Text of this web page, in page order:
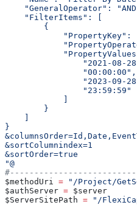
"GeneralOperator":
    "FilterItems": [
        {
"PropertyKey":
"2021-08-
                "00:00:00",
"2023-09-
                "23:59:59"
        }
}
&sortColumnindex=1
&sortOrder=true
"@
$methodUri
= "/Project/
$authServer = $server
$ServerSitePath = "/